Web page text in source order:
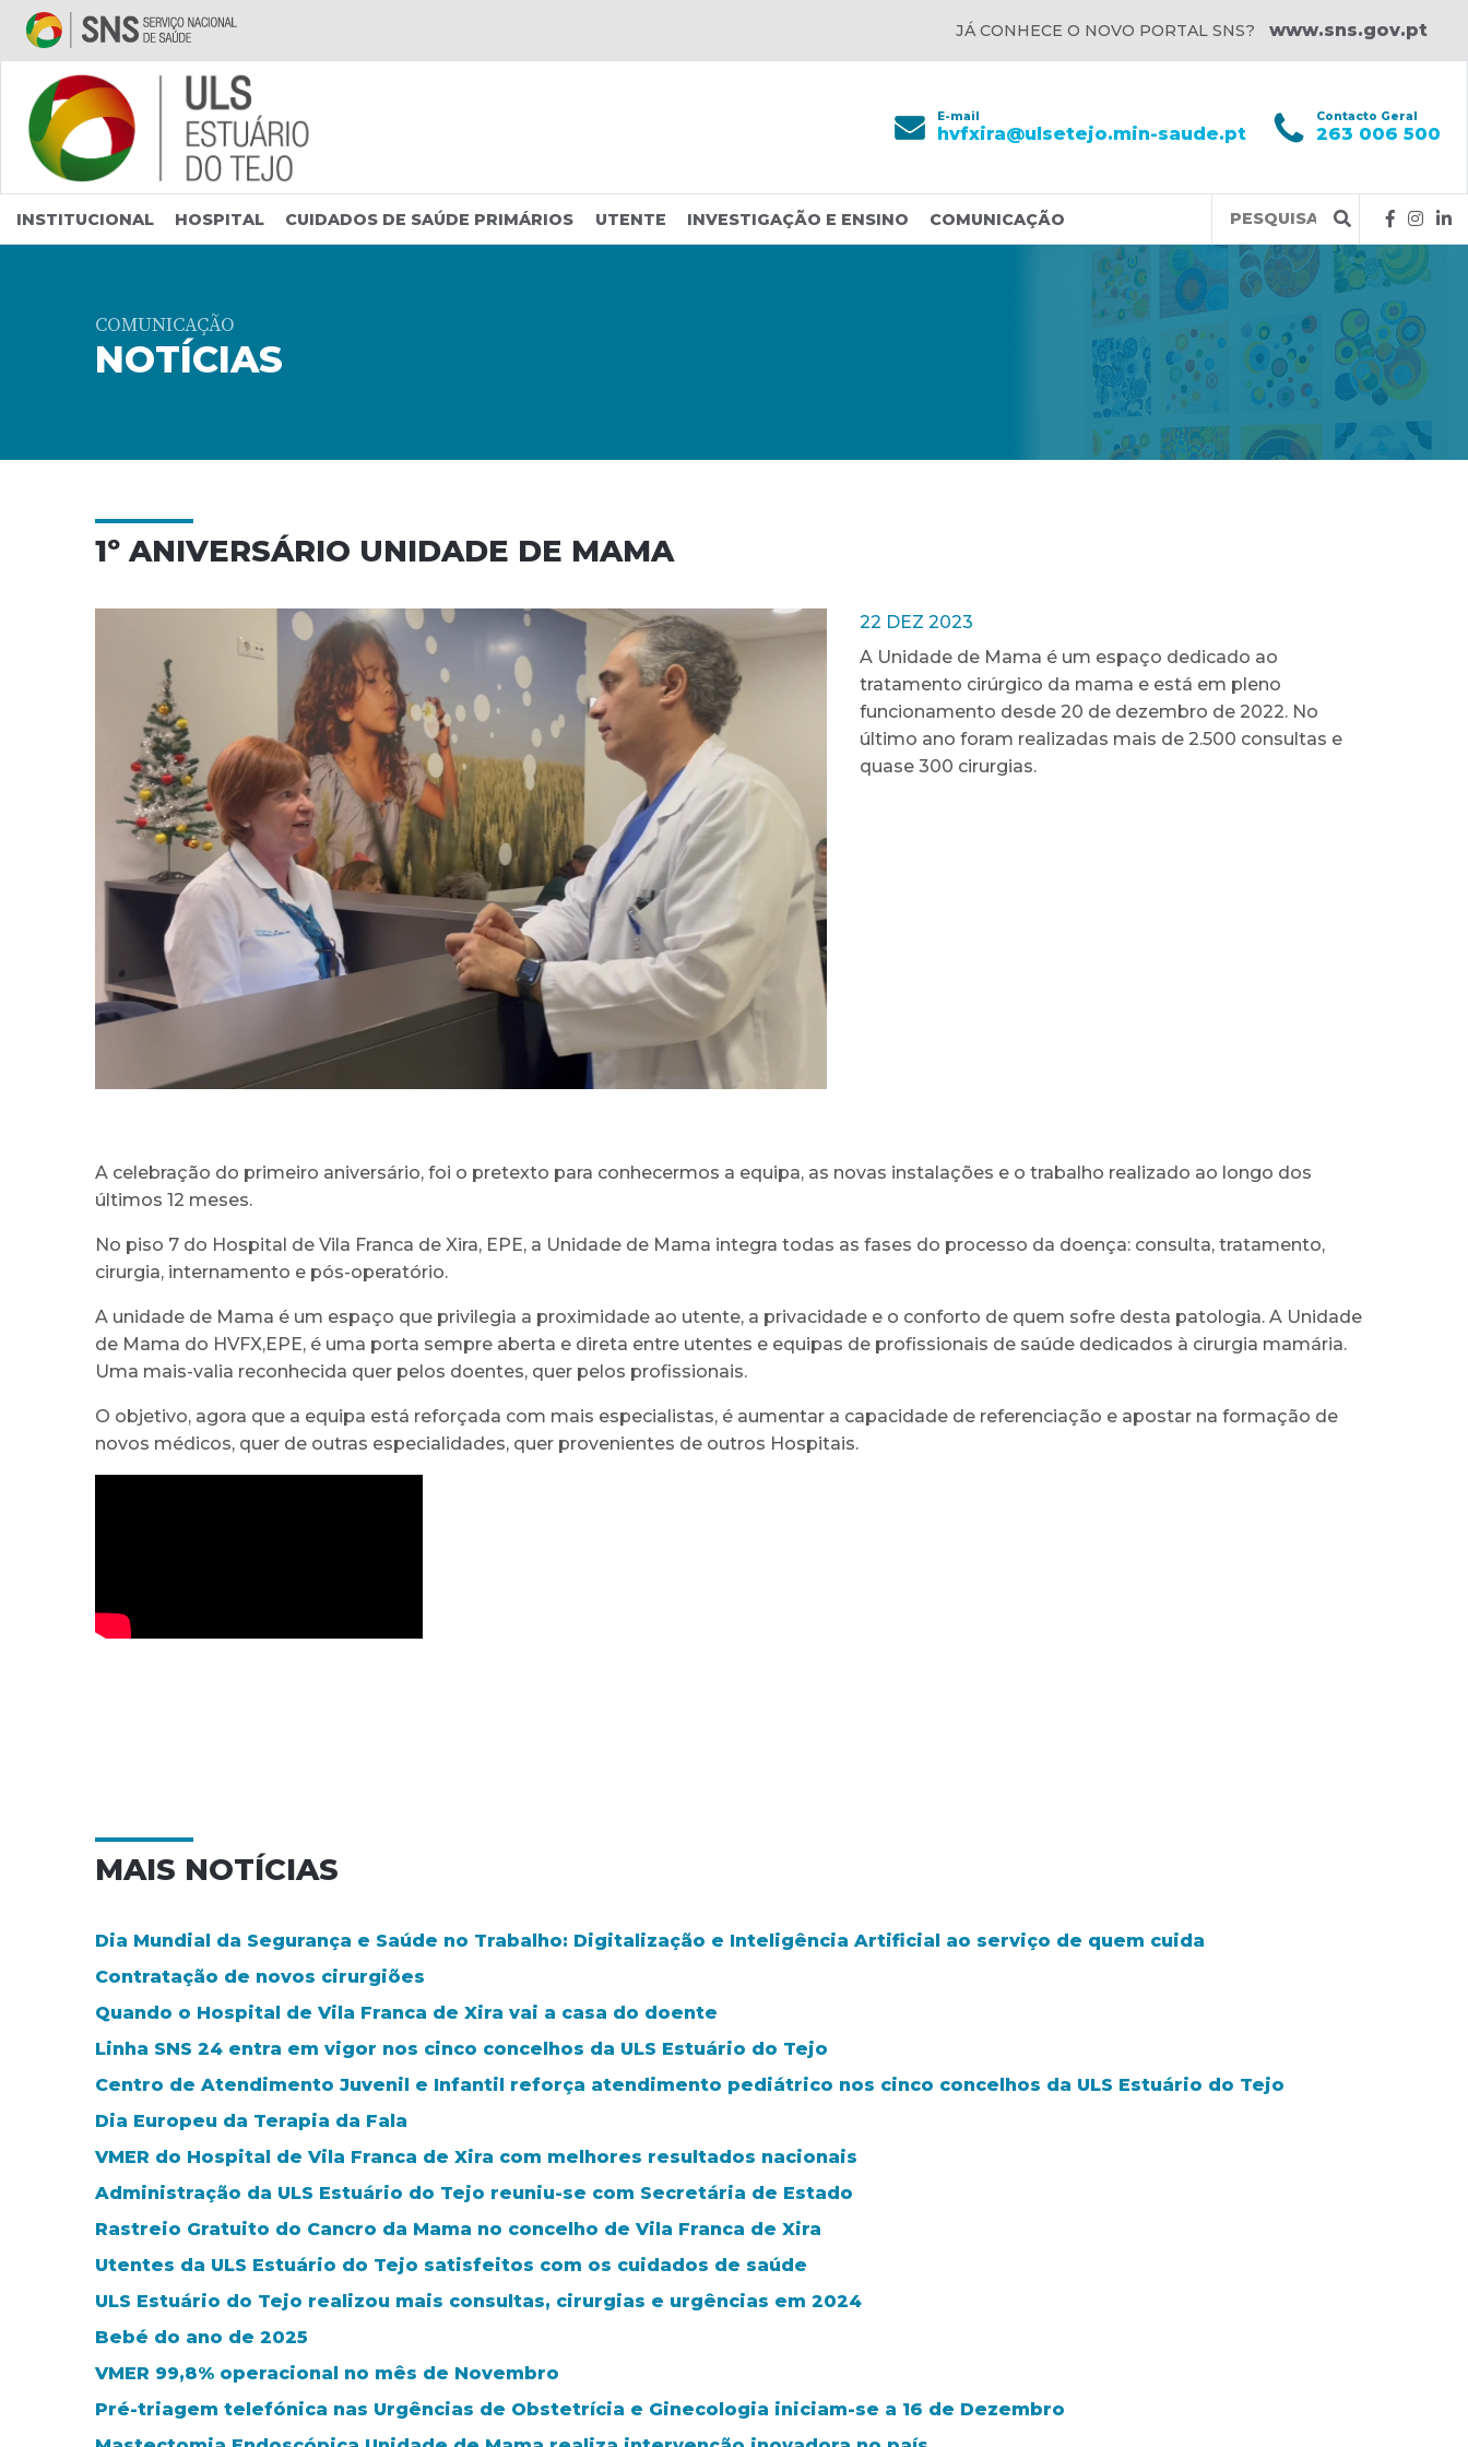
Saltar para conteúdo principal
JÁ CONHECE O NOVO PORTAL SNS? www.sns.gov.pt
E-mail
hvfxira@ulsetejo.min-saude.pt
Contacto Geral
263 006 500
INSTITUCIONAL HOSPITAL CUIDADOS DE SAÚDE PRIMÁRIOS UTENTE INVESTIGAÇÃO E ENSINO COMUNICAÇÃO
Query
COMUNICAÇÃO
NOTÍCIAS
1º ANIVERSÁRIO UNIDADE DE MAMA
22 DEZ 2023
A Unidade de Mama é um espaço dedicado ao
tratamento cirúrgico da mama e está em pleno
funcionamento desde 20 de dezembro de 2022. No
último ano foram realizadas mais de 2.500 consultas e
quase 300 cirurgias.
A celebração do primeiro aniversário, foi o pretexto para conhecermos a equipa, as novas instalações e o trabalho realizado ao longo dos
últimos 12 meses.
No piso 7 do Hospital de Vila Franca de Xira, EPE, a Unidade de Mama integra todas as fases do processo da doença: consulta, tratamento,
cirurgia, internamento e pós-operatório.
A unidade de Mama é um espaço que privilegia a proximidade ao utente, a privacidade e o conforto de quem sofre desta patologia. A Unidade
de Mama do HVFX,EPE, é uma porta sempre aberta e direta entre utentes e equipas de profissionais de saúde dedicados à cirurgia mamária.
Uma mais-valia reconhecida quer pelos doentes, quer pelos profissionais.
O objetivo, agora que a equipa está reforçada com mais especialistas, é aumentar a capacidade de referenciação e apostar na formação de
novos médicos, quer de outras especialidades, quer provenientes de outros Hospitais.
MAIS NOTÍCIAS
Dia Mundial da Segurança e Saúde no Trabalho: Digitalização e Inteligência Artificial ao serviço de quem cuida
Contratação de novos cirurgiões
Quando o Hospital de Vila Franca de Xira vai a casa do doente
Linha SNS 24 entra em vigor nos cinco concelhos da ULS Estuário do Tejo
Centro de Atendimento Juvenil e Infantil reforça atendimento pediátrico nos cinco concelhos da ULS Estuário do Tejo
Dia Europeu da Terapia da Fala
VMER do Hospital de Vila Franca de Xira com melhores resultados nacionais
Administração da ULS Estuário do Tejo reuniu-se com Secretária de Estado
Rastreio Gratuito do Cancro da Mama no concelho de Vila Franca de Xira
Utentes da ULS Estuário do Tejo satisfeitos com os cuidados de saúde
ULS Estuário do Tejo realizou mais consultas, cirurgias e urgências em 2024
Bebé do ano de 2025
VMER 99,8% operacional no mês de Novembro
Pré-triagem telefónica nas Urgências de Obstetrícia e Ginecologia iniciam-se a 16 de Dezembro